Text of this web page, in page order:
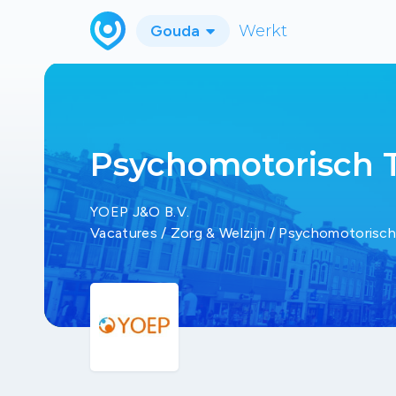
Gouda Werkt
Psychomotorisch
YOEP J&O B.V.
Vacatures /Zorg & Welzijn/